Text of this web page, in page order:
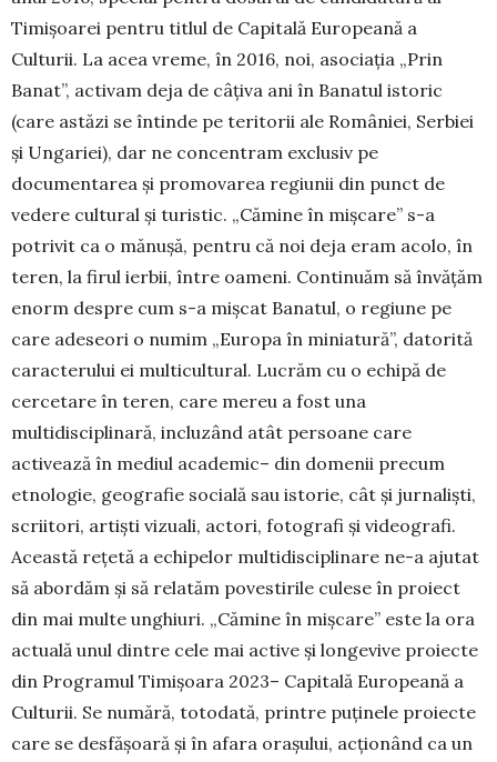
Timișoarei pentru titlul de Capitală Europeană a
Culturii. La acea vreme, în 2016, noi, asociația „Prin
Banat”, activam deja de câțiva ani în Banatul istoric
(care astăzi se întinde pe teritorii ale României, Serbiei
și Ungariei), dar ne con­cen­tram exclusiv pe
documentarea și promovarea re­giunii din punct de
vedere cultural și turistic. „Că­mine în mișcare” s-a
potrivit ca o mănușă, pentru că noi deja eram acolo, în
teren, la firul ierbii, între oameni. Continuăm să învățăm
enorm despre cum s-a mișcat Banatul, o regiune pe
care adeseori o numim „Europa în miniatură”, datorită
caracterului ei multicultural. Lucrăm cu o echipă de
cercetare în teren, care mereu a fost una
multidisciplinară, in­cluzând atât persoane care
activează în mediul academic– din domenii precum
etnologie, geo­grafie socială sau istorie, cât și jurnaliști,
scriitori, artiști vizuali, actori, fotografi și videografi.
Aceas­tă rețetă a echipelor multidisciplinare ne-a ajutat
să abordăm și să relatăm povestirile culese în proiect
din mai multe unghiuri. „Cămine în mișcare” este la ora
actuală unul dintre cele mai active și lon­gevive proiecte
din Programul Timișoara 2023– Capitală Europeană a
Culturii. Se numără, totodată, printre puținele proiecte
care se desfășoară și în afara orașului, acționând ca un